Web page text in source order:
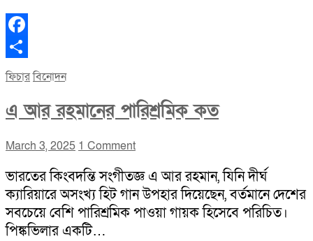
Facebook
Share
ফিচারবিনোদন
এ আর রহমানের পারিশ্রমিক কত
March 3, 2025 1 Comment
ভারতের কিংবদন্তি সংগীতজ্ঞ এ আর রহমান, যিনি দীর্ঘ
ক্যারিয়ারে অসংখ্য হিট গান উপহার দিয়েছেন, বর্তমানে দেশের
সবচেয়ে বেশি পারিশ্রমিক পাওয়া গায়ক হিসেবে পরিচিত।
পিঙ্কভিলার একটি…